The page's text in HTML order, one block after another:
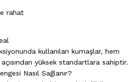
rahat
kullanılan kumaşlar, hem
yüksek standartlara sahiptir.
Nasıl Sağlanır?